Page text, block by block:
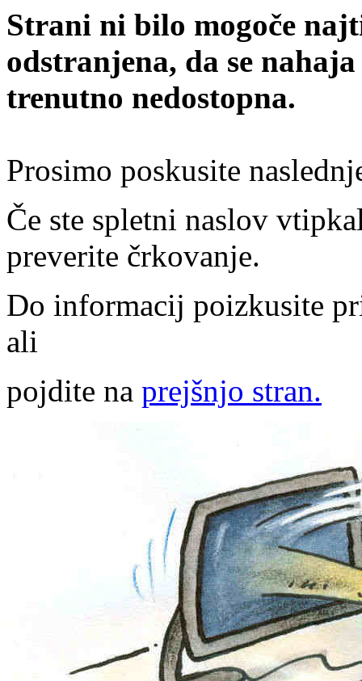
Strani ni bilo mogoče
odstranjena, da se
trenutno nedostopna.
Prosimo poskusite
Če ste spletni naslov
preverite črkovanje.
Do informacij poizkusite
ali
pojdite na prejšnjo stran.